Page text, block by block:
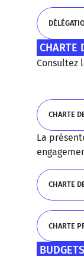
CHARTE
Consultez
CHARTE
CHARTE
La
CHARTE
CHARTE
BUDGETS